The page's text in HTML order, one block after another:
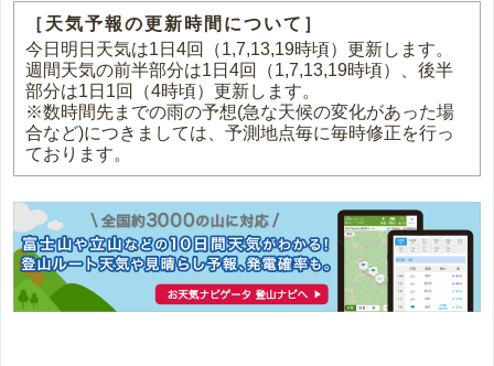
［天気予報の更新時間について］
今日明日天気は1日4回（1,7,13,19時頃）更新します。
週間天気の前半部分は1日4回（1,7,13,19時頃）、後半
部分は1日1回（4時頃）更新します。
※数時間先までの雨の予想(急な天候の変化があった場
合など)につきましては、予測地点毎に毎時修正を行っ
ております。